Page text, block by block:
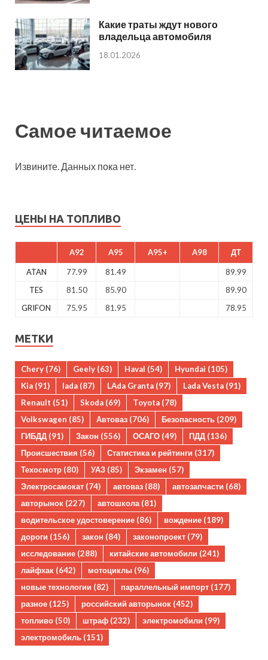
Какие траты ждут нового
владельца автомобиля
18.01.2026
Самое читаемое
Извините. Данных пока нет.
ЦЕНЫ НА ТОПЛИВО
A92 A95 A95+ A98 ДТ
ATAN 77.99 81.49
89.99
TES
81.50 85.90
89.90
GRIFON
75.95 81.95 78.95
МЕТКИ
Chery (76) Geely (63) Haval (54) Hyundai (105)
Kia (91) lada (87) LAda Granta (97) Lada Vesta (91)
Renault (51) Skoda (69) Toyota (78)
Volkswagen (85) Автоваз (706) Безопасность (209)
ГИБДД (91) Закон (556) ОСАГО (49) ПДД (136)
Происшествия (56) Статистика и рейтинги (317)
Техосмотр (80) УАЗ (85) Экзамен (57)
Электросамокат (74) автоваз (88) автозапчасти (68)
авторынок (227) автошкола(81)
водительское удостоверение (86) вождение (189)
дороги (156) закон (84) законопроект (79)
исследование (288) китайские автомобили (241)
лайфхак (642) мотоциклы (96)
новые технологии (82) параллельный импорт (177)
разное (125) российский авторынок (452)
топливо (50) штраф (232) электромобили (99)
электромобиль (151)